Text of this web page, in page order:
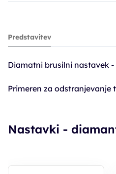
Ruck nastavek, 5405-
34,90€
Predstavitev
Diamatni brusilni nastavek -
Primeren za odstranjevanje
Nastavki -